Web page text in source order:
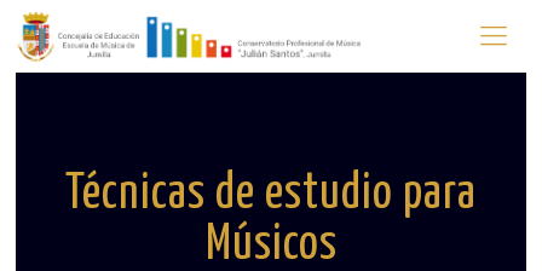
Técnicas de estudio para
Músicos